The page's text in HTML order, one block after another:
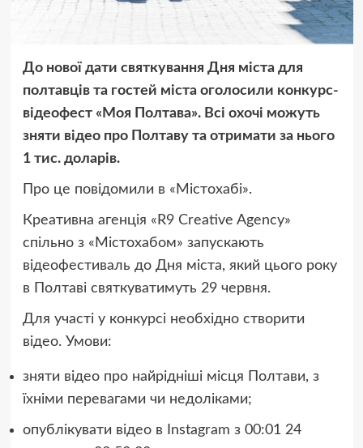
До нової дати святкування Дня міста для
полтавців та гостей міста оголосили конкурс-
відеофест «Моя Полтава». Всі охочі можуть
зняти відео про Полтаву та отримати за нього
1 тис. доларів.
Про це повідомили в «Містохабі».
Креативна агенція «R9 Creative Agency»
спільно з «Містохабом» запускають
відеофестиваль до Дня міста, який цього року
в Полтаві святкуватимуть 29 червня.
Для участі у конкурсі необхідно створити
відео. Умови:
зняти відео про найрідніші місця Полтави, з
їхніми перевагами чи недоліками;
опублікувати відео в Instagram з 00:01 24